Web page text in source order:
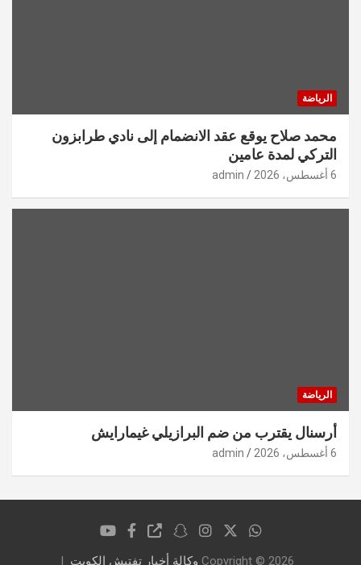
الرياضة
محمد صلاح يوقع عقد الانضمام إلى نادي طرابزون
التركي لمدة عامين
6 أغسطس، 2026 admin
الرياضة
أرسنال يقترب من ضم البرازيلي غيمارايش
6 أغسطس، 2026 admin
Copyright © 2026 وكالة أخبار تفتيش الكويت